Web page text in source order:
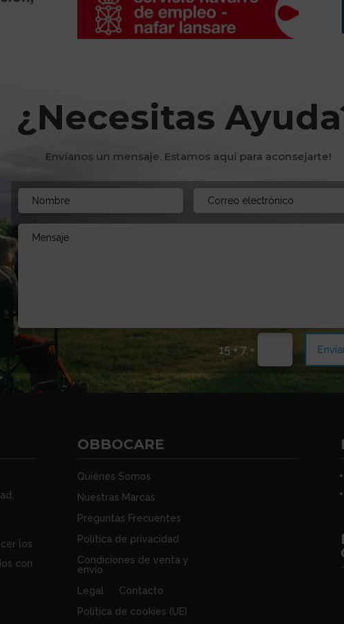
¿Necesitas
Envíanos un mensaje. Estamos aquí para aconsejarte!
15 + 7 =
los
con
OBBOCARE
Quiénes Somos
Nuestras Marcas
Preguntas Frecuentes
Política de privacidad
Condiciones de venta y
envío
Legal
Contacto
Política de cookies (UE)